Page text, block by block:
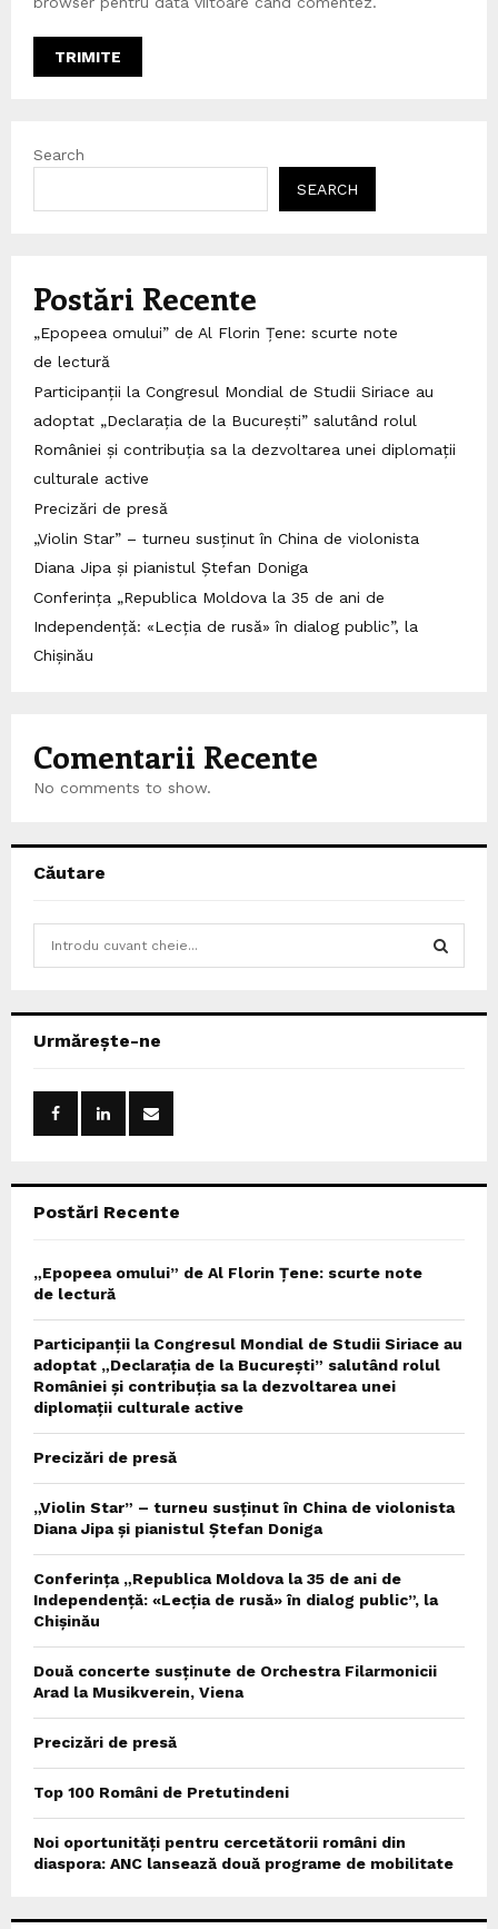
Search
SEARCH
Postări Recente
„Epopeea omului” de Al Florin Țene: scurte note
de lectură
Participanții la Congresul Mondial de Studii Siriace au
adoptat „Declarația de la București” salutând rolul
României și contribuția sa la dezvoltarea unei diplomații
culturale active
Precizări de presă
„Violin Star” – turneu susținut în China de violonista
Diana Jipa și pianistul Ștefan Doniga
Conferința „Republica Moldova la 35 de ani de
Independență: «Lecția de rusă» în dialog public”, la
Chișinău
Comentarii Recente
No comments to show.
Căutare
h
Urmărește-ne
Postări Recente
„Epopeea omului” de Al Florin Țene: scurte note
de lectură
Participanții la Congresul Mondial de Studii Siriace au
adoptat „Declarația de la București” salutând rolul
României și contribuția sa la dezvoltarea unei
diplomații culturale active
Precizări de presă
„Violin Star” – turneu susținut în China de violonista
Diana Jipa și pianistul Ștefan Doniga
Conferința „Republica Moldova la 35 de ani de
Independență: «Lecția de rusă» în dialog public”, la
Chișinău
Două concerte susținute de Orchestra Filarmonicii
Arad la Musikverein, Viena
Precizări de presă
Top 100 Români de Pretutindeni
Noi oportunități pentru cercetătorii români din
diaspora: ANC lansează două programe de mobilitate